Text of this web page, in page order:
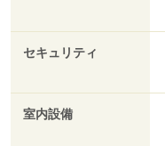
セキュリティ
室内設備